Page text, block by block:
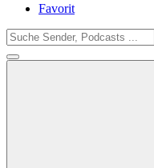
Favorit